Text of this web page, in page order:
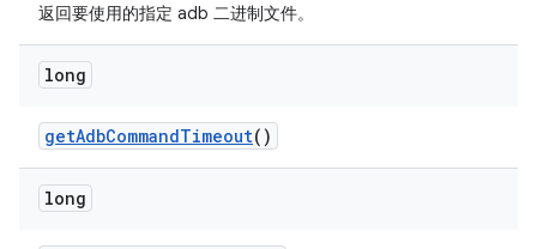
返回要使用的指定 adb 二进制文件。
long
getAdbCommandTimeout()
long